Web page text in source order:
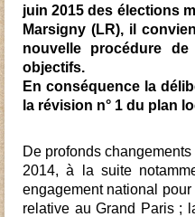
juin 2015 des élections
Marsigny (LR), il
nouvelle procédure
objectifs.
En conséquence la
la révision n° 1 du plan
De profonds
2014, à la suite
engagement national
relative au Grand Paris ;